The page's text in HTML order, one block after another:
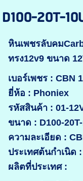
20T-
หินเพชรลับคม
ทรง12v9 ขนาด
เบอร์เพชร : CBN
ยี่ห้อ : Phoniex
รหัสสินค้า : 01-
ขนาด : D100-
ความละเอียด :
ประเทศต้นกำเนิด
ผลิตที่ประเทศ :